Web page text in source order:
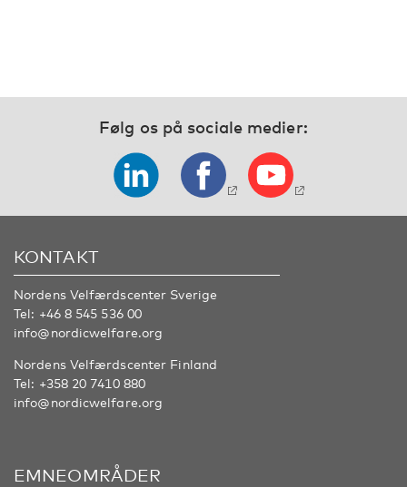
Følg os på sociale medier:
KONTAKT
Nordens Velfærdscenter Sverige
Tel: +46 8 545 536 00
info@nordicwelfare.org
Nordens Velfærdscenter Finland
Tel: +358 20 7410 880
info@nordicwelfare.org
EMNEOMRÅDER